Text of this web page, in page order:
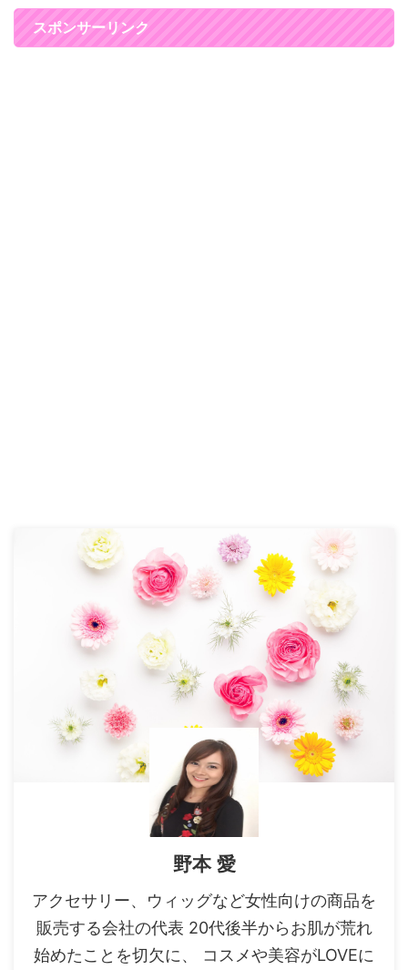
スポンサーリンク
野本 愛
アクセサリー、ウィッグなど女性向けの商品を
販売する会社の代表 20代後半からお肌が荒れ
始めたことを切欠に、 コスメや美容がLOVEに